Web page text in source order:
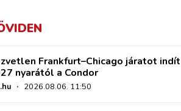
Frankfurt–Chicago járatot indít
nyarától a Condor
· 2026.08.06. 11:50